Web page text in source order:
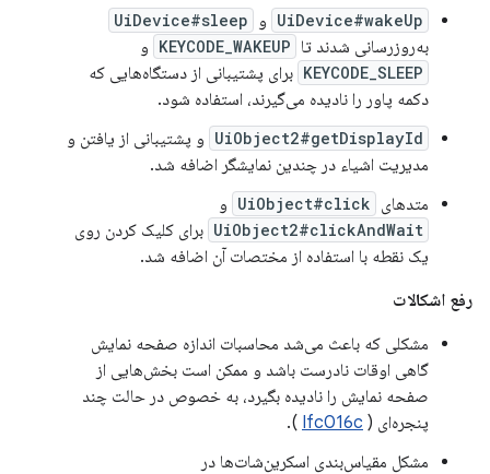
UiDevice#wakeUp و UiDevice#sleep
به‌روزرسانی شدند تا KEYCODE_WAKEUP و
KEYCODE_SLEEP برای پشتیبانی از دستگاه‌هایی که
دکمه پاور را نادیده می‌گیرند، استفاده شود.
UiObject2#getDisplayId و پشتیبانی از یافتن و
مدیریت اشیاء در چندین نمایشگر اضافه شد.
متدهای UiObject#click و
UiObject2#clickAndWait برای کلیک کردن روی
یک نقطه با استفاده از مختصات آن اضافه شد.
رفع اشکالات
مشکلی که باعث می‌شد محاسبات اندازه صفحه نمایش
گاهی اوقات نادرست باشد و ممکن است بخش‌هایی از
صفحه نمایش را نادیده بگیرد، به خصوص در حالت چند
پنجره‌ای ( Ifc016c
).
مشکل مقیاس‌بندی اسکرین‌شات‌ها در